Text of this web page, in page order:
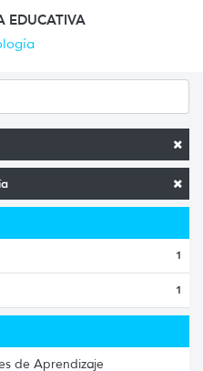
1
1
de Aprendizaje
EDUCATIVA